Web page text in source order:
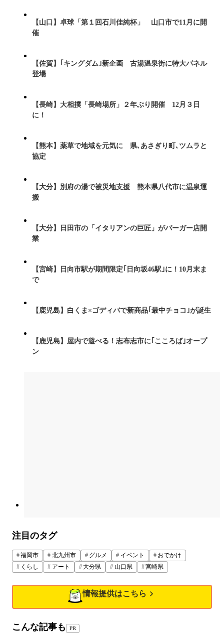
【山口】卓球「第１回石川佳純杯」 山口市で11月に開
催
【佐賀】｢キングダム｣新企画 古湯温泉街に特大パネル
登場
【長崎】大相撲「長崎場所」２年ぶり開催 12月３日
に！
【熊本】薬草で地域を元気に 県､あさぎり町､ツムラと
協定
【大分】別府の湯で被災地支援 熊本県八代市に温泉運
搬
【大分】日田市の「イタリアンの巨匠」がバーガー店開
業
【宮崎】日向市駅が期間限定｢日向坂46駅｣に！10月末ま
で
【鹿児島】白くま×ゴディバで新商品｢最中チョコ｣が誕生
【鹿児島】屋内で遊べる！志布志市に｢こころば｣オープ
ン
注目のタグ
福岡市 北九州市 グルメ イベント
おでかけ
くらし
アート 大分県 山口県 宮崎県
情報提供はこちら
こんな記事も PR